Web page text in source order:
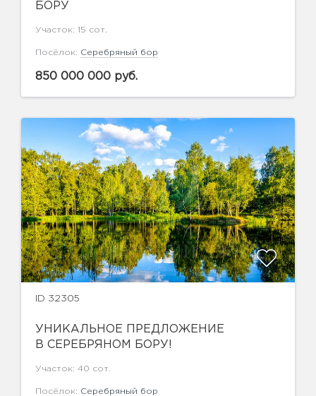
БОРУ
Участок: 15 сот.
Посёлок: Серебряный бор
850 000 000 руб.
ID 32305
УНИКАЛЬНОЕ ПРЕДЛОЖЕНИЕ
В СЕРЕБРЯНОМ БОРУ!
Участок: 40 сот.
Посёлок: Серебряный бор